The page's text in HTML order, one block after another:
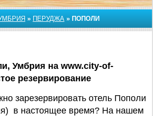
» ПЕРУДЖА » ПОПОЛИ
Умбрия на www.city-of-
резервирование
зарезервировать отель Пополи
в настоящее время? На нашем